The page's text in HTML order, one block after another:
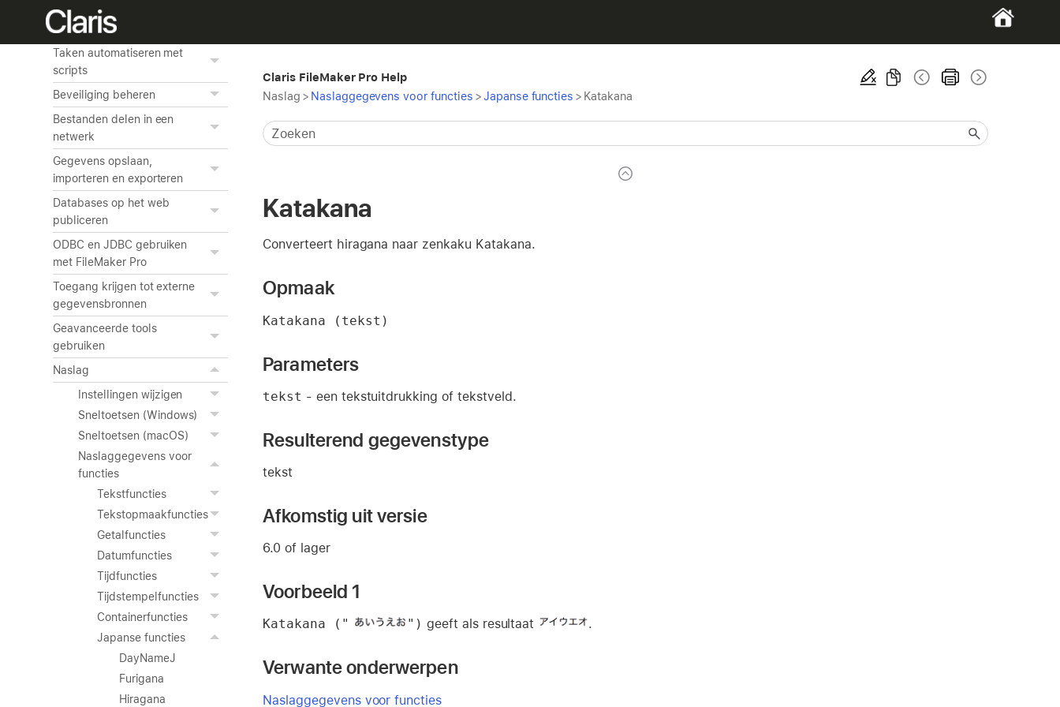
Grafieken van gegevens
maken
Taken automatiseren met
scripts
Beveiliging beheren
Bestanden delen in een
netwerk
Gegevens opslaan,
importeren en exporteren
Databases op het web
publiceren
ODBC en JDBC gebruiken
met FileMaker Pro
Toegang krijgen tot externe
gegevensbronnen
Geavanceerde tools
gebruiken
Naslag
Instellingen wijzigen
Sneltoetsen (Windows)
Sneltoetsen (macOS)
Naslaggegevens voor
functies
Tekstfuncties
Tekstopmaakfuncties
Getalfuncties
Datumfuncties
Tijdfuncties
Tijdstempelfuncties
Containerfuncties
Japanse functies
DayNameJ
Furigana
Hiragana
Claris FileMaker Pro Help
Naslag > Naslaggegevens voor functies >Japanse functies > Katakana
Katakana
Converteert hiragana naar zenkaku Katakana.
Opmaak
Katakana (tekst)
Parameters
tekst - een tekstuitdrukking of tekstveld.
Resulterend gegevenstype
tekst
Afkomstig uit versie
6.0 of lager
Voorbeeld 1
Katakana (" ") geeft als resultaat .
Verwante onderwerpen
Naslaggegevens voor functies